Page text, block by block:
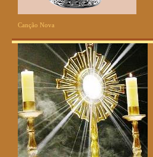
Canção Nova